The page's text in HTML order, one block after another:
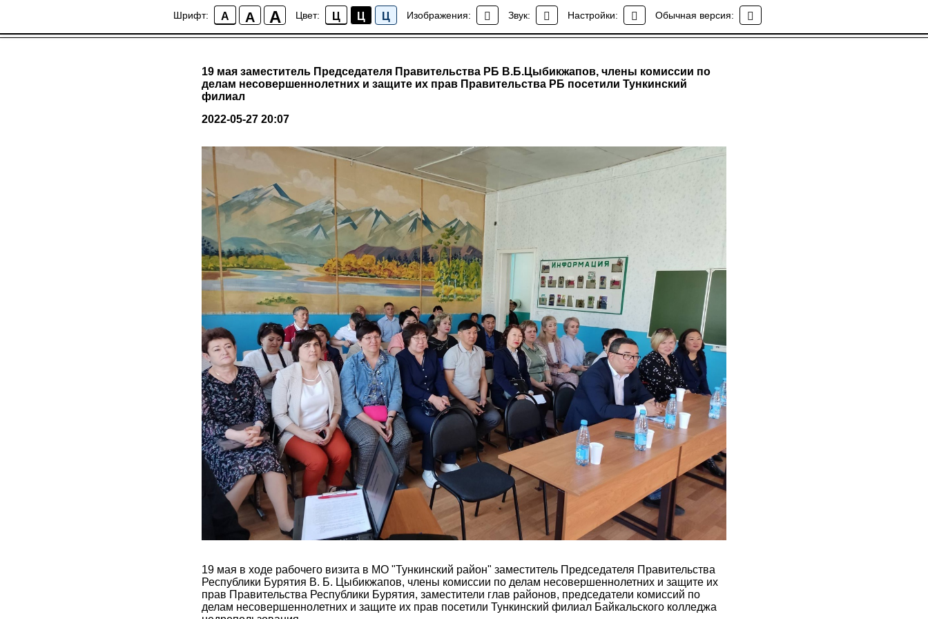
Шрифт: A A A Цвет: Ц Ц Ц Изображения: Звук: Настройки: Обычная версия:
Новости колледжа
19 мая заместитель Председателя Правительства РБ В.Б.Цыбикжапов, члены комиссии по
делам несовершеннолетних и защите их прав Правительства РБ посетили Тункинский
филиал
2022-05-27 20:07
19 мая в ходе рабочего визита в МО "Тункинский район" заместитель Председателя Правительства
Республики Бурятия В. Б. Цыбикжапов, члены комиссии по делам несовершеннолетних и защите их
прав Правительства Республики Бурятия, заместители глав районов, председатели комиссий по
делам несовершеннолетних и защите их прав посетили Тункинский филиал Байкальского колледжа